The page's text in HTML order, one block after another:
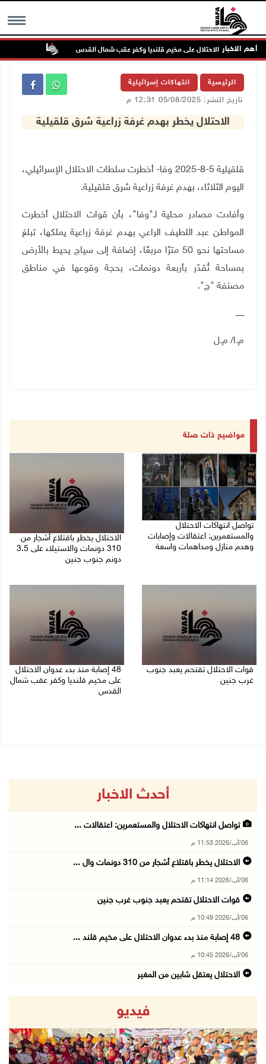
MENU أهم الاخبار
الرئيسية انتهاكات إسرائيلية
تاريخ النشر: 05/08/2025 12:31 م
الاحتلال يخطر بهدم غرفة زراعية شرق قلقيلية
قلقيلية 5-8-2025 وفا- أخطرت سلطات الاحتلال الإسرائيلي،
اليوم الثلاثاء، بهدم غرفة زراعية شرق قلقيلية.
وأفادت مصادر محلية لـ"وفا"، بأن قوات الاحتلال أخطرت
المواطن عبد اللطيف الراعي بهدم غرفة زراعية يملكها، تبلغ
مساحتها نحو 50 مترًا مربعًا، إضافة إلى سياج يحيط بالأرض
بمساحة تُقدّر بأربعة دونمات، بحجة وقوعها في مناطق
مصنفة "ج".
ـــــــ
م.ا/ م.ل
مواضيع ذات صلة
تواصل انتهاكات الاحتلال
والمستعمرين: اعتقالات وإصابات
وهدم منازل ومداهمات واسعة
الاحتلال يخطر باقتلاع أشجار من
310 دونمات والاستيلاء على 3.5
دونم جنوب جنين
قوات الاحتلال تقتحم يعبد جنوب
غرب جنين
48 إصابة منذ بدء عدوان الاحتلال
على مخيم قلنديا وكفر عقب شمال
القدس
أحدث الاخبار
تواصل انتهاكات الاحتلال والمستعمرين: اعتقالات ...
06/آب/2026 11:53 م
الاحتلال يخطر باقتلاع أشجار من 310 دونمات وال ...
06/آب/2026 11:14 م
قوات الاحتلال تقتحم يعبد جنوب غرب جنين
06/آب/2026 10:49 م
48 إصابة منذ بدء عدوان الاحتلال على مخيم قلند ...
06/آب/2026 10:45 م
الاحتلال يعتقل شابين من المغير
وزير الداخلية يبحث مع مكافحة المخدرات الدولي ...
06/آب/2026 10:01 م
رئيس بلدية الخليل يطلع وفدا أميركيا على تطورا ...
فيديو